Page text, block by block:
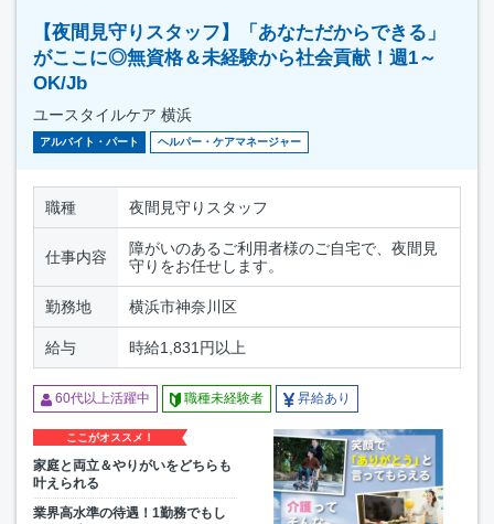
【夜間見守りスタッフ】「あなただからできる」
がここに◎無資格＆未経験から社会貢献！週1～
OK/Jb
ユースタイルケア 横浜
アルバイト・パート ヘルパー・ケアマネージャー
職種 夜間見守りスタッフ
仕事内容
障がいのあるご利用者様のご自宅で、夜間見
守りをお任せします。
勤務地 横浜市神奈川区
給与 時給1,831円以上
60代以上活躍中 職種未経験者 昇給あり
ここがオススメ！
家庭と両立＆やりがいをどちらも
叶えられる
業界高水準の待遇！1勤務でもし